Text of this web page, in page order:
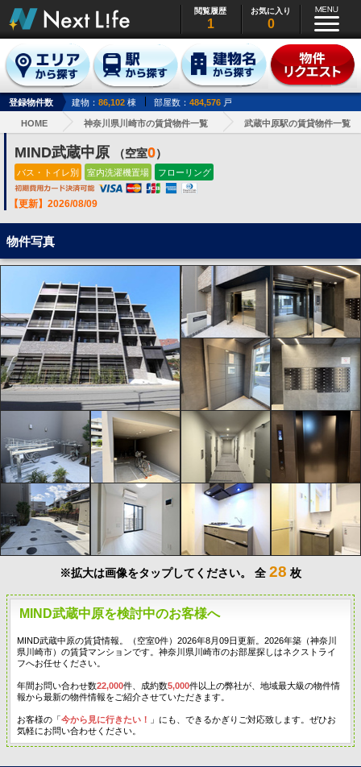
閲覧履歴
1
お気に入り
0
登録物件数 建物： 86,102 棟 部屋数： 484,576 戸
HOME 神奈川県川崎市の賃貸物件一覧 武蔵中原駅の賃貸物件一覧
MIND武蔵中原 （空室0）
バス・トイレ別 室内洗濯機置場 フローリング
【更新】2026/08/09
物件写真
※拡大は画像をタップしてください。 全 28 枚
MIND武蔵中原を検討中のお客様へ
MIND武蔵中原の賃貸情報。（空室0件）2026年8月09日更新。2026年築（神奈川
県川崎市）の賃貸マンションです。神奈川県川崎市のお部屋探しはネクストライ
フへお任せください。
年間お問い合わせ数22,000件、成約数5,000件以上の弊社が、地域最大級の物件情
報から最新の物件情報をご紹介させていただきます。
お客様の「今から見に行きたい！
」にも、できるかぎりご対応致します。ぜひお
気軽にお問い合わせください。